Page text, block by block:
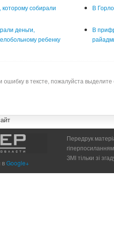
собирали
В
деньги,
ребенку
В
ошибку в тексте, пожалуйста
Google+
Передрук
ЗМІ тільки зі